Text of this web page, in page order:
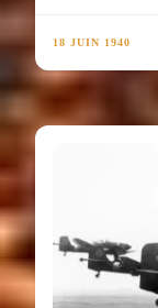
18 JUIN 1940